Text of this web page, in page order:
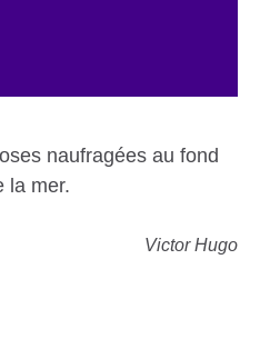
naufragées au fond
la mer.
Victor Hugo